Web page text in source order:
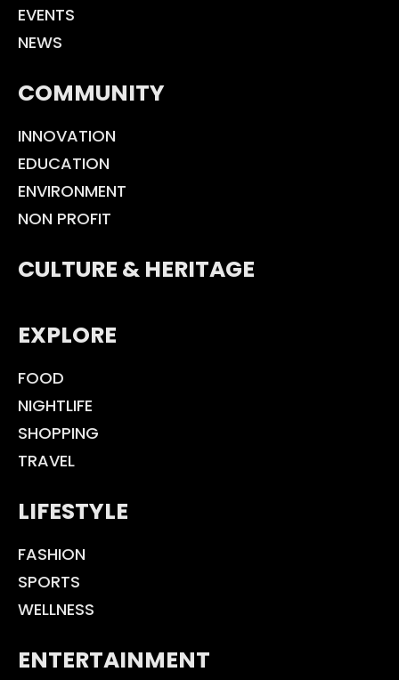
EVENTS
NEWS
COMMUNITY
INNOVATION
EDUCATION
ENVIRONMENT
NON PROFIT
CULTURE & HERITAGE
EXPLORE
FOOD
NIGHTLIFE
SHOPPING
TRAVEL
LIFESTYLE
FASHION
SPORTS
WELLNESS
ENTERTAINMENT